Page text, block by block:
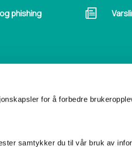
for å forbedre
samtykker du til vår bruk av
phishing
KONTAKT OSS